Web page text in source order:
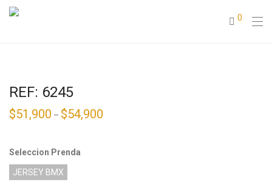
0
REF: 6245
$51,900 – $54,900
Seleccion Prenda
JERSEY BMX